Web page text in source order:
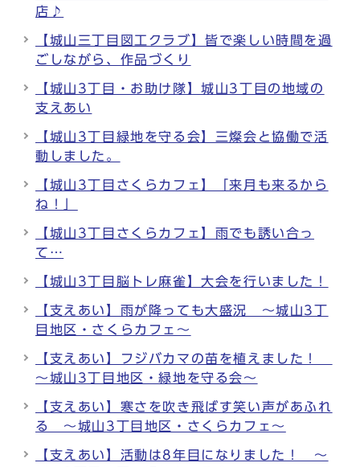
店♪
【城山三丁目図工クラブ】皆で楽しい時間を過
ごしながら、作品づくり
【城山3丁目・お助け隊】城山3丁目の地域の
支えあい
【城山3丁目緑地を守る会】三燦会と協働で活
動しました。
【城山3丁目さくらカフェ】「来月も来るから
ね！」
【城山3丁目さくらカフェ】雨でも誘い合っ
て…
【城山3丁目脳トレ麻雀】大会を行いました！
【支えあい】雨が降っても大盛況 ～城山3丁
目地区・さくらカフェ～
【支えあい】フジバカマの苗を植えました！
～城山3丁目地区・緑地を守る会～
【支えあい】寒さを吹き飛ばす笑い声があふれ
る ～城山3丁目地区・さくらカフェ～
【支えあい】活動は8年目になりました！ ～